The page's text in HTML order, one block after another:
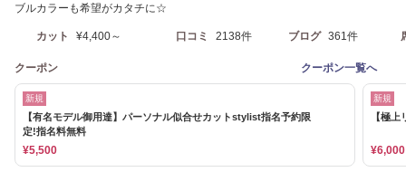
ブルカラーも希望がカタチに☆
カット ¥4,400～ 口コミ 2138件 ブログ 361件
クーポン クーポン一覧へ
新規
【有名モデル御用達】パーソナル似合せカットstylist指名予約限
定!指名料無料
¥5,500
新規
【極
¥6,000